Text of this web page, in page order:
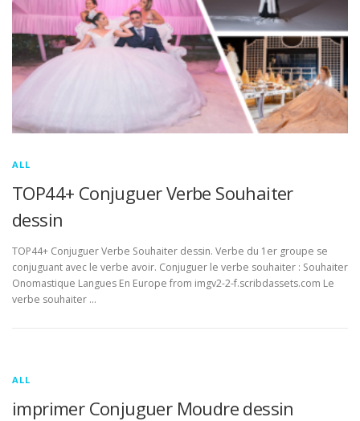
ALL
TOP44+ Conjuguer Verbe Souhaiter
dessin
TOP44+ Conjuguer Verbe Souhaiter dessin. Verbe du 1er groupe se
conjuguant avec le verbe avoir. Conjuguer le verbe souhaiter : Souhaiter
Onomastique Langues En Europe from imgv2-2-f.scribdassets.com Le
verbe souhaiter …
ALL
imprimer Conjuguer Moudre dessin